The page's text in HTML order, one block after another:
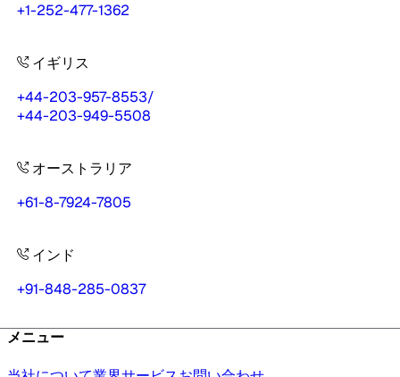
+1-252-477-1362
イギリス
+44-203-957-8553/
+44-203-949-5508
オーストラリア
+61-8-7924-7805
インド
+91-848-285-0837
メニュー